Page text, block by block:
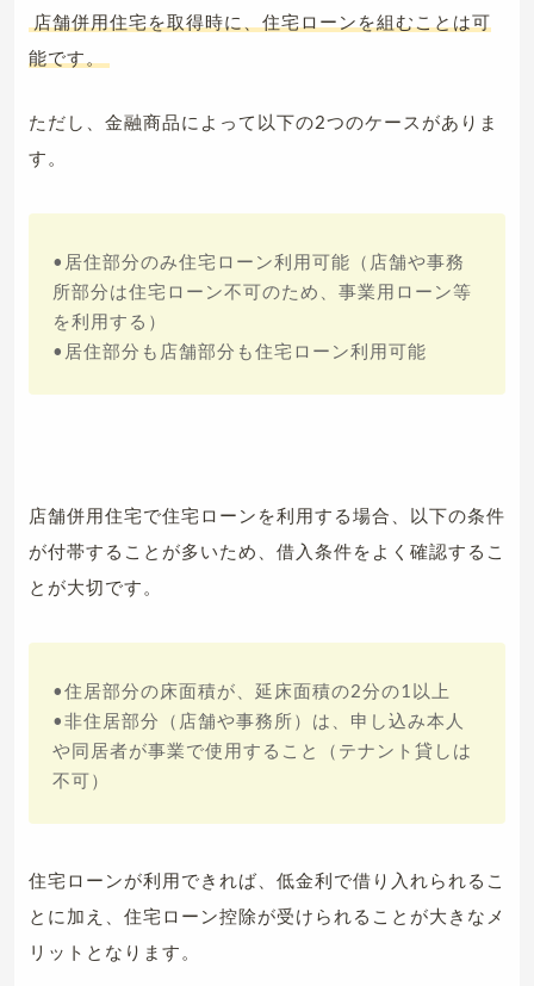
店舗併用住宅を取得時に、住宅ローンを組むことは可
能です。
ただし、金融商品によって以下の2つのケースがありま
す。
•居住部分のみ住宅ローン利用可能（店舗や事務
所部分は住宅ローン不可のため、事業用ローン等
を利用する）
•居住部分も店舗部分も住宅ローン利用可能
店舗併用住宅で住宅ローンを利用する場合、以下の条件
が付帯することが多いため、借入条件をよく確認するこ
とが大切です。
•住居部分の床面積が、延床面積の2分の1以上
•非住居部分（店舗や事務所）は、申し込み本人
や同居者が事業で使用すること（テナント貸しは
不可）
住宅ローンが利用できれば、低金利で借り入れられるこ
とに加え、住宅ローン控除が受けられることが大きなメ
リットとなります。